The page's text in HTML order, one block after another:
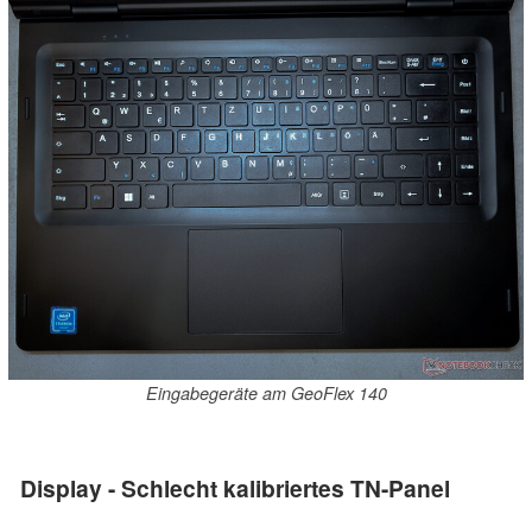
Eingabegeräte am GeoFlex 140
Display - Schlecht kalibriertes TN-Panel